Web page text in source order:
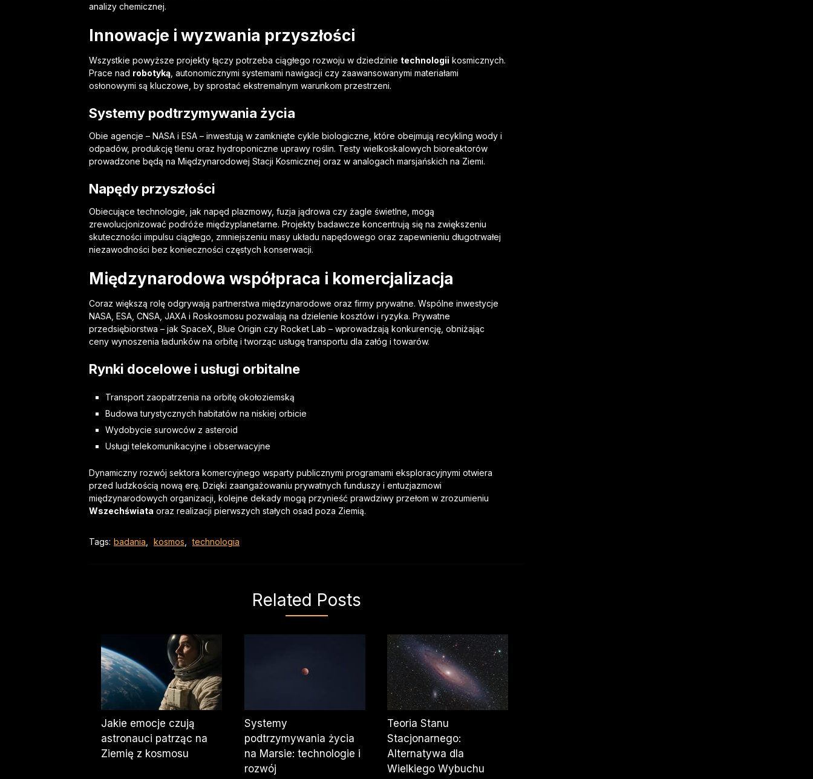
analizy chemicznej.
Innowacje i wyzwania przyszłości
Wszystkie powyższe projekty łączy potrzeba ciągłego rozwoju w dziedzinie technologii kosmicznych.
Prace nad robotyką , autonomicznymi systemami nawigacji czy zaawansowanymi materiałami
osłonowymi są kluczowe, by sprostać ekstremalnym warunkom przestrzeni.
Systemy podtrzymywania życia
Obie agencje – NASA i ESA – inwestują w zamknięte cykle biologiczne, które obejmują recykling wody i
odpadów, produkcję tlenu oraz hydroponiczne uprawy roślin. Testy wielkoskalowych bioreaktorów
prowadzone będą na Międzynarodowej Stacji Kosmicznej oraz w analogach marsjańskich na Ziemi.
Napędy przyszłości
Obiecujące technologie, jak napęd plazmowy, fuzja jądrowa czy żagle świetlne, mogą
zrewolucjonizować podróże międzyplanetarne. Projekty badawcze koncentrują się na zwiększeniu
skuteczności impulsu ciągłego, zmniejszeniu masy układu napędowego oraz zapewnieniu długotrwałej
niezawodności bez konieczności częstych konserwacji.
Międzynarodowa współpraca i komercjalizacja
Coraz większą rolę odgrywają partnerstwa międzynarodowe oraz firmy prywatne. Wspólne inwestycje
NASA, ESA, CNSA, JAXA i Roskosmosu pozwalają na dzielenie kosztów i ryzyka. Prywatne
przedsiębiorstwa – jak SpaceX, Blue Origin czy Rocket Lab – wprowadzają konkurencję, obniżając
ceny wynoszenia ładunków na orbitę i tworząc usługę transportu dla załóg i towarów.
Rynki docelowe i usługi orbitalne
Transport zaopatrzenia na orbitę okołoziemską
Budowa turystycznych habitatów na niskiej orbicie
Wydobycie surowców z asteroid
Usługi telekomunikacyjne i obserwacyjne
Dynamiczny rozwój sektora komercyjnego wsparty publicznymi programami eksploracyjnymi otwiera
przed ludzkością nową erę. Dzięki zaangażowaniu prywatnych funduszy i entuzjazmowi
międzynarodowych organizacji, kolejne dekady mogą przynieść prawdziwy przełom w zrozumieniu
Wszechświata oraz realizacji pierwszych stałych osad poza Ziemią.
Tags: badania kosmos technologia
Related Posts
Jakie emocje czują
astronauci patrząc na
Ziemię z kosmosu
Systemy
podtrzymywania życia
na Marsie: technologie i
rozwój
Teoria Stanu
Stacjonarnego:
Alternatywa dla
Wielkiego Wybuchu